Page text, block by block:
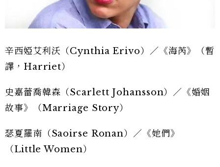
辛西婭艾利沃（Cynthia Erivo）／《海芮》（暫
譯，Harriet）
史嘉蕾喬韓森（Scarlett Johansson）／《婚姻
故事》（Marriage Story）
瑟夏羅南（Saoirse Ronan）／《她們》
（Little Women）